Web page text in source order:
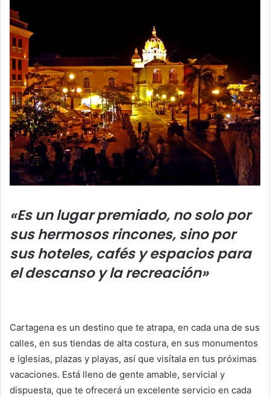
«Es un lugar premiado, no solo por
sus hermosos rincones, sino por
sus hoteles, cafés y espacios para
el descanso y la recreación»
Cartagena es un destino que te atrapa, en cada una de sus
calles, en sus tiendas de alta costura, en sus monumentos
e iglesias, plazas y playas, así que visítala en tus próximas
vacaciones. Está lleno de gente amable, servicial y
dispuesta, que te ofrecerá un excelente servicio en cada